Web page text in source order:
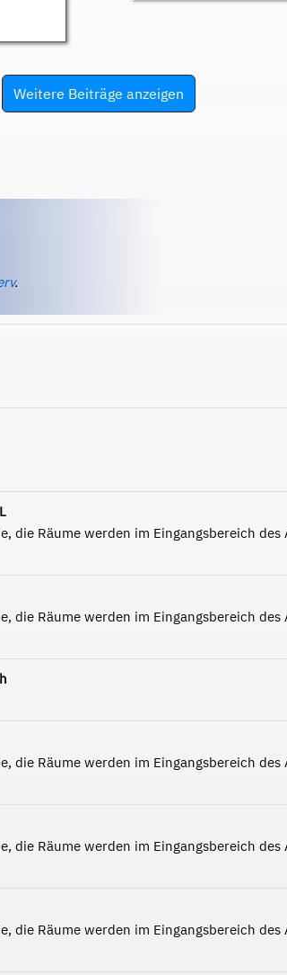
Weitere Beiträge anzeigen
.
die Räume werden im Eingangsbereich des
die Räume werden im Eingangsbereich des
die Räume werden im Eingangsbereich des
die Räume werden im Eingangsbereich des
die Räume werden im Eingangsbereich des